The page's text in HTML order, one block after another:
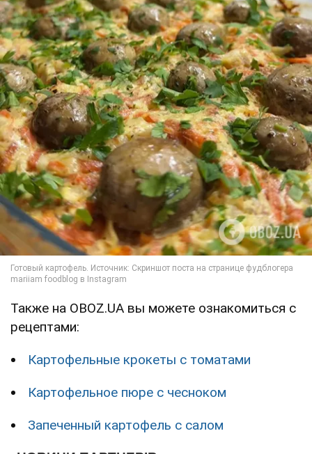
Также на OBOZ.UA вы можете ознакомиться с
рецептами:
Картофельные крокеты с томатами
Картофельное пюре с чесноком
Запеченный картофель с салом